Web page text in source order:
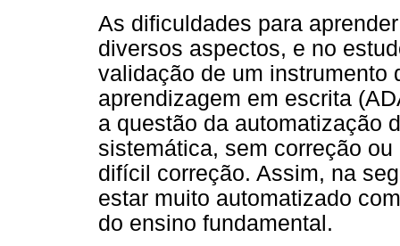
As dificuldades para
diversos aspectos, e no
validação de um instrumento
aprendizagem em escrita
a questão da automatização
sistemática, sem correção
difícil correção. Assim, na
estar muito automatizado
do ensino fundamental.